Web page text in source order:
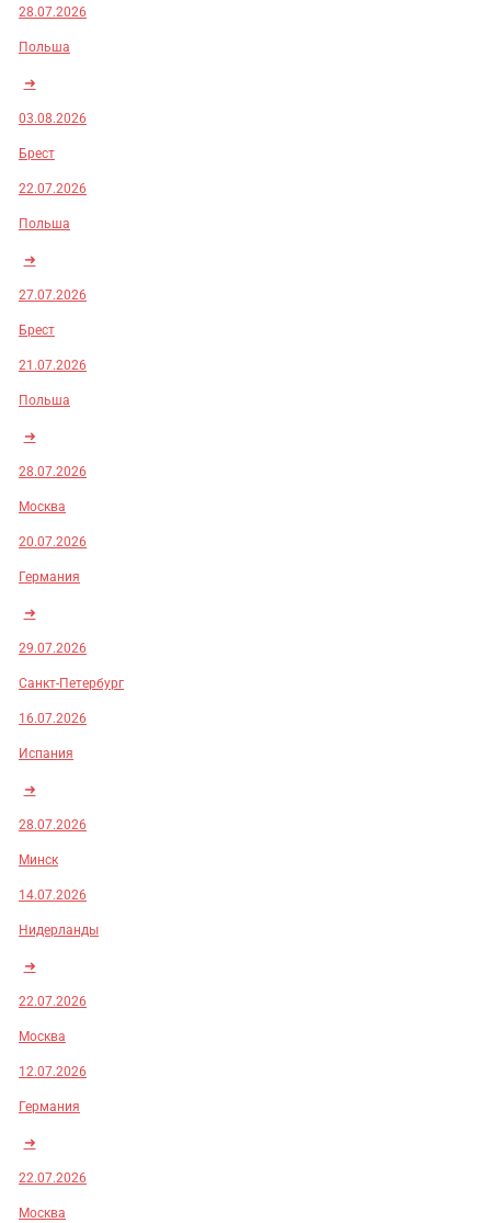
28.07.2026
Польша
➜
03.08.2026
Брест
22.07.2026
Польша
➜
27.07.2026
Брест
21.07.2026
Польша
➜
28.07.2026
Москва
20.07.2026
Германия
➜
29.07.2026
Санкт-Петербург
16.07.2026
Испания
➜
28.07.2026
Минск
14.07.2026
Нидерланды
➜
22.07.2026
Москва
12.07.2026
Германия
➜
22.07.2026
Москва